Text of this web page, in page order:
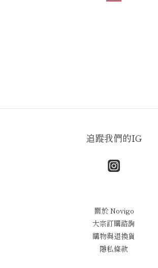
追蹤我們的IG
關於 Novigo
大宗訂購諮詢
購物與退換貨
隱私條款